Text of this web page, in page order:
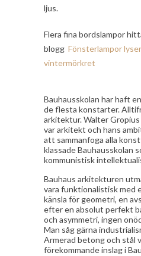
ljus.
Flera fina bordslampor
blogg Fönsterlampor
vintermörkret
Bauhausskolan har haft
de flesta konstarter.
arkitektur. Walter Gropius
var arkitekt och hans
att sammanfoga alla
klassade Bauhausskolan
kommunistisk
Bauhaus arkitekturen
vara funktionalistisk med
känsla för geometri, en
efter en absolut perfekt
och asymmetri, ingen
Man såg gärna
Armerad betong och stål
förekommande inslag i